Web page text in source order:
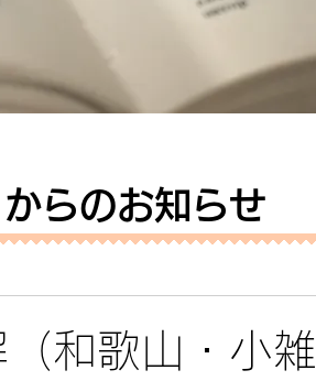
らのお知らせ
和歌山・小雑